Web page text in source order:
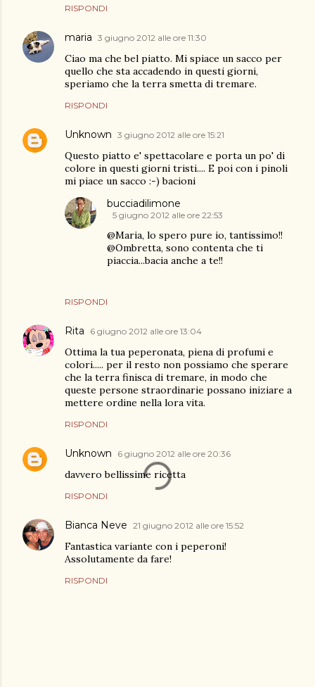
RISPONDI
maria 3 giugno 2012 alle ore 11:30
Ciao ma che bel piatto. Mi spiace un sacco per
quello che sta accadendo in questi giorni,
speriamo che la terra smetta di tremare.
RISPONDI
Unknown 3 giugno 2012 alle ore 15:21
Questo piatto e' spettacolare e porta un po' di
colore in questi giorni tristi.... E poi con i pinoli
mi piace un sacco :-) bacioni
RISPONDI
bucciadilimone
5 giugno 2012 alle ore 22:53
@Maria, lo spero pure io, tantissimo!!
@Ombretta, sono contenta che ti
piaccia...bacia anche a te!!
Rita 6 giugno 2012 alle ore 13:04
Ottima la tua peperonata, piena di profumi e
colori..... per il resto non possiamo che sperare
che la terra finisca di tremare, in modo che
queste persone straordinarie possano iniziare a
mettere ordine nella lora vita.
RISPONDI
Unknown 6 giugno 2012 alle ore 20:36
davvero bellissime ricetta
RISPONDI
Bianca Neve 21 giugno 2012 alle ore 15:52
Fantastica variante con i peperoni!
Assolutamente da fare!
RISPONDI